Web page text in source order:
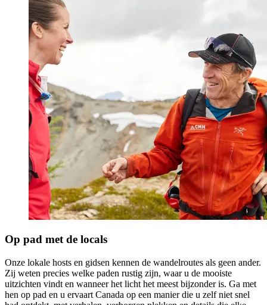
Op pad met de locals
Onze lokale hosts en gidsen kennen de wandelroutes als geen ander.
Zij weten precies welke paden rustig zijn, waar u de mooiste
uitzichten vindt en wanneer het licht het meest bijzonder is. Ga met
hen op pad en u ervaart Canada op een manier die u zelf niet snel